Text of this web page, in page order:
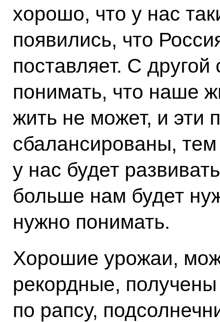
хорошо, что у нас
появились, что
поставляет. С
понимать, что наше
жить не может, и эти
сбалансированы,
у нас будет
больше нам будет
нужно понимать.
Хорошие урожаи,
рекордные,
по рапсу,